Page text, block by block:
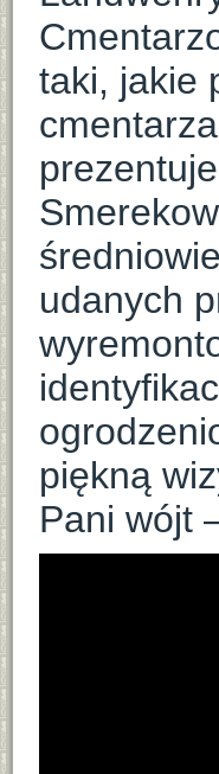
taki, jakie
udanych
piękną
Pani wójt